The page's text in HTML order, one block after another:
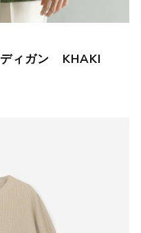
ディガン KHAKI